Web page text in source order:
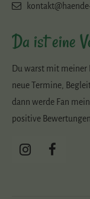
Da ist eine
Du warst mit meiner
neue Termine,
dann werde Fan
positive